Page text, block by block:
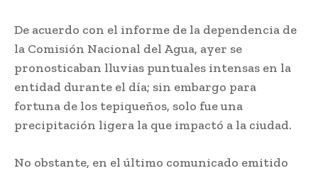
De acuerdo con el informe de la dependencia de
la Comisión Nacional del Agua, ayer se
pronosticaban lluvias puntuales intensas en la
entidad durante el día; sin embargo para
fortuna de los tepiqueños, solo fue una
precipitación ligera la que impactó a la ciudad.
No obstante, en el último comunicado emitido